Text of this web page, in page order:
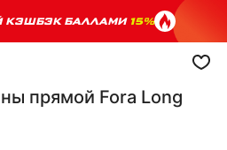
БАЛЛАМИ15%
прямой Fora Long